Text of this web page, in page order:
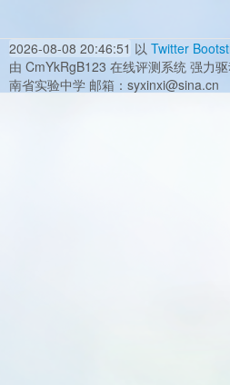
2026-08-08 20:46:51 以 Twitter
由 CmYkRgB123 在线评测系统 强力
南省实验中学 邮箱：syxinxi@sina.cn